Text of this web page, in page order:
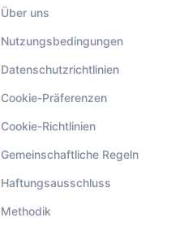
Über uns
Nutzungsbedingungen
Datenschutzrichtlinien
Cookie-Präferenzen
Cookie-Richtlinien
Gemeinschaftliche Regeln
Haftungsausschluss
Methodik